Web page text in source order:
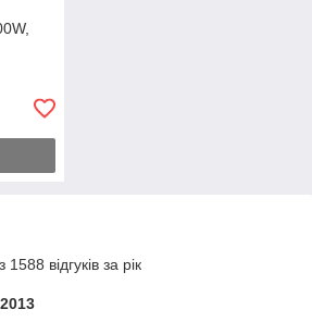
відгуків за рік